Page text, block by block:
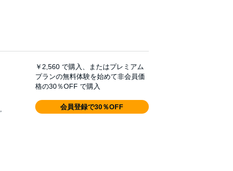
,
￥2,560 で購入、またはプレミアム
プランの無料体験を始めて非会員価
格の30％OFF で購入
会員登録で30％OFF